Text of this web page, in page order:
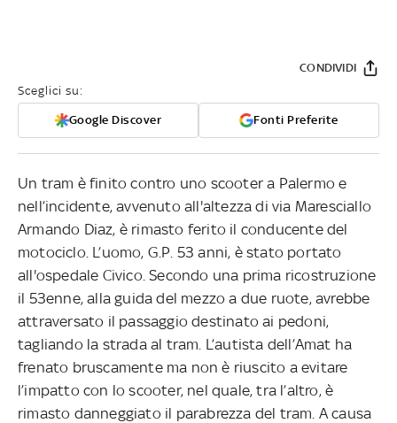
Sceglici su:
Google Discover Fonti Preferite
CONDIVIDI
Un tram è finito contro uno scooter a Palermo e
nell’incidente, avvenuto all'altezza di via Maresciallo
Armando Diaz, è rimasto ferito il conducente del
motociclo. L’uomo, G.P. 53 anni, è stato portato
all'ospedale Civico. Secondo una prima ricostruzione
il 53enne, alla guida del mezzo a due ruote, avrebbe
attraversato il passaggio destinato ai pedoni,
tagliando la strada al tram. L’autista dell’Amat ha
frenato bruscamente ma non è riuscito a evitare
l’impatto con lo scooter, nel quale, tra l’altro, è
rimasto danneggiato il parabrezza del tram. A causa